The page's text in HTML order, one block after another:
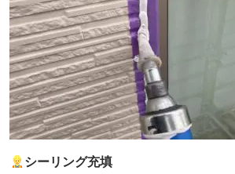
シーリング充填